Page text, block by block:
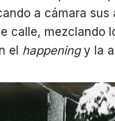
a cámara
calle, mezclando
el happeningy la